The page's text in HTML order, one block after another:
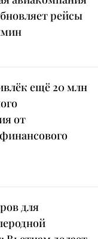
рейсы
ещё 20 млн
от
для